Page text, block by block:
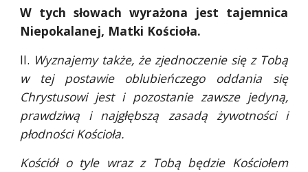
W tych słowach wyrażona jest tajemnica
Niepokalanej, Matki Kościoła.
II. Wyznajemy także, że zjednoczenie się z Tobą
w tej postawie oblubieńczego oddania się
Chrystusowi jest i pozostanie zawsze jedyną,
prawdziwą i najgłębszą zasadą żywotności i
płodności Kościoła.
Kościół o tyle wraz z Tobą będzie Kościołem